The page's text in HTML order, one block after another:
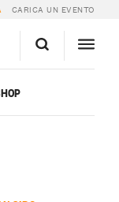
ROMANICA DI COLLINA:
CARICA UN EVENTO